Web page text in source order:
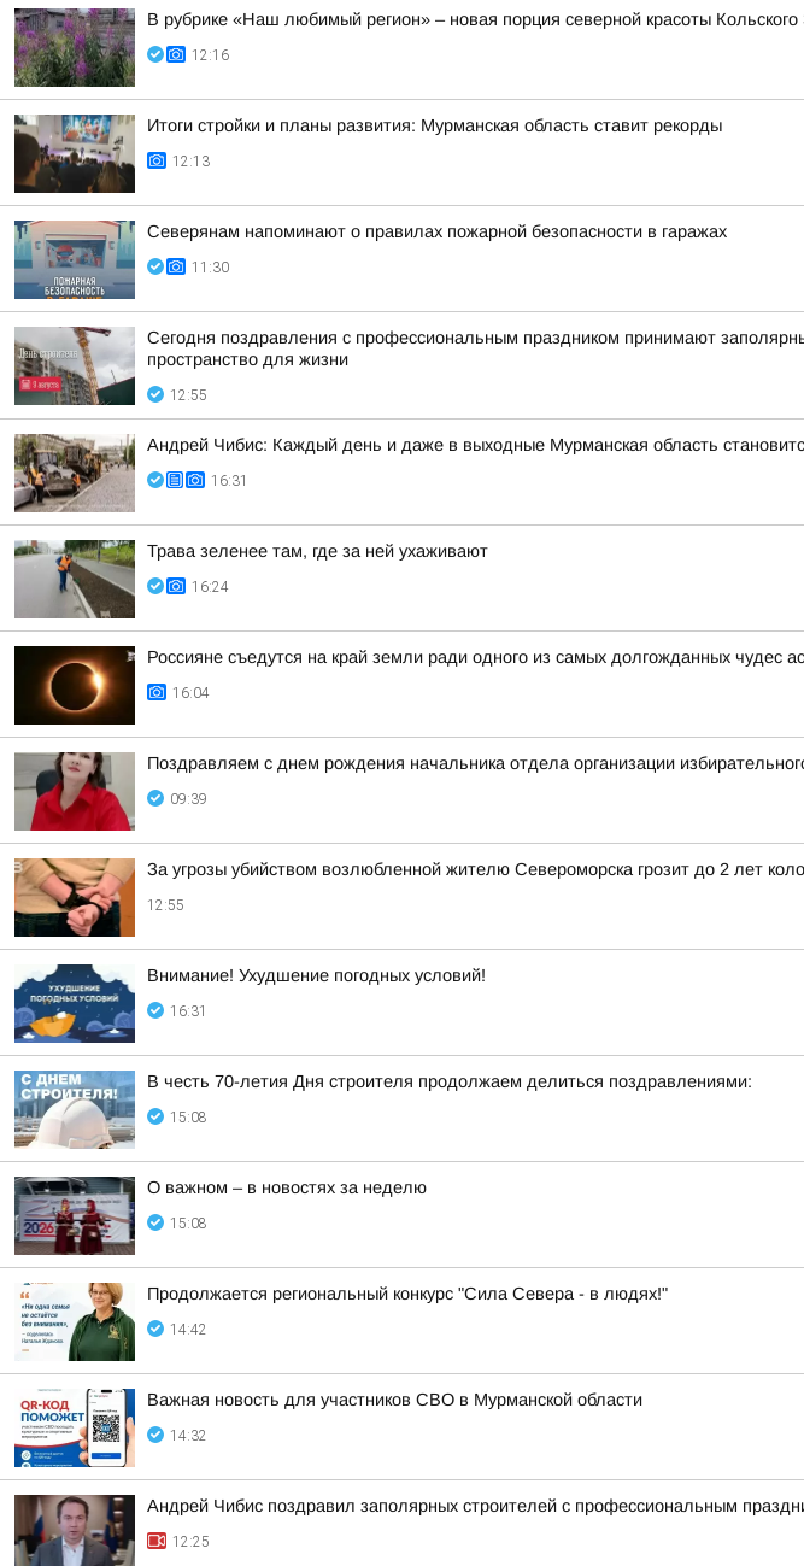
В рубрике «Наш любимый регион» – новая порция северной красоты Кольского
12:16
Итоги стройки и планы развития: Мурманская область ставит рекорды
12:13
Северянам напоминают о правилах пожарной безопасности в гаражах
11:30
Сегодня поздравления с профессиональным праздником принимают
пространство для жизни
12:55
Андрей Чибис: Каждый день и даже в выходные Мурманская область
16:31
Трава зеленее там, где за ней ухаживают
16:24
Россияне съедутся на край земли ради одного из самых долгожданных чудес
16:04
Поздравляем с днем рождения начальника отдела организации
09:39
За угрозы убийством возлюбленной жителю Североморска грозит до 2 лет
12:55
Внимание! Ухудшение погодных условий!
16:31
В честь 70-летия Дня строителя продолжаем делиться поздравлениями:
15:08
О важном – в новостях за неделю
15:08
Продолжается региональный конкурс "Сила Севера - в людях!"
14:42
Важная новость для участников СВО в Мурманской области
14:32
Андрей Чибис поздравил заполярных строителей с профессиональным
12:25